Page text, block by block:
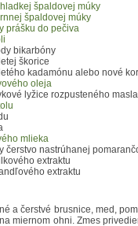
špaldovej múky
špaldovej múky
prášku do pečiva
bikarbóny
škorice
kadamónu alebo nové
oleja
lyžice rozpusteného masla
mlieka
čerstvo nastrúhanej
extraktu
extraktu
a čerstvé brusnice, med,
miernom ohni. Zmes